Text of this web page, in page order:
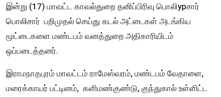
இன்று (17) மாவட்ட காவல்துறை தனிப்பிரிவு பொலிypசார்
பொலிசார் பறிமுதல் செய்து கடல் அட்டைகள் அடங்கிய
மூட்டைகளை மண்டபம் வனத்துறை அதிகாரியிடம்
ஒப்படைத்தனர்.
இராமநாதபுரம் மாவட்டம் ராமேஸ்வரம், மண்டபம் வேதாளை,
மரைக்காயர் பட்டினம், களிமண்குண்டு, குந்துகால் உள்ளிட்ட